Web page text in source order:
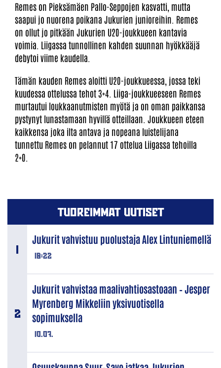
Remes on Pieksämäen Pallo-Seppojen kasvatti, mutta
saapui jo nuorena poikana Jukurien junioreihin. Remes
on ollut jo pitkään Jukurien U20-joukkueen kantavia
voimia. Liigassa tunnollinen kahden suunnan hyökkääjä
debytoi viime kaudella.
Tämän kauden Remes aloitti U20-joukkueessa, jossa teki
kuudessa ottelussa tehot 3+4. Liiga-joukkueeseen Remes
murtautui loukkaanutmisten myötä ja on oman paikkansa
pystynyt lunastamaan hyvillä otteillaan. Joukkueen eteen
kaikkensa joka ilta antava ja nopeana luistelijana
tunnettu Remes on pelannut 17 ottelua Liigassa tehoilla
2+0.
TUOREIMMAT UUTISET
18:22
Jukurit vahvistuu puolustaja Alex Lintuniemellä
10.07.
Jukurit vahvistaa maalivahtiosastoaan – Jesper
Myrenberg Mikkeliin yksivuotisella
sopimuksella